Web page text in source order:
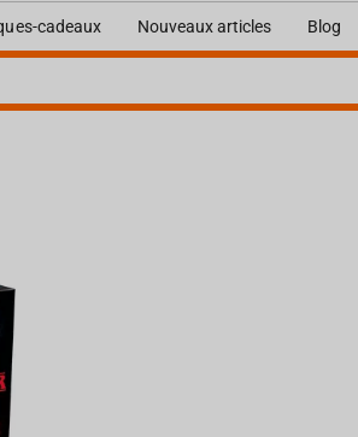
cadeaux Nouveaux articles Blog